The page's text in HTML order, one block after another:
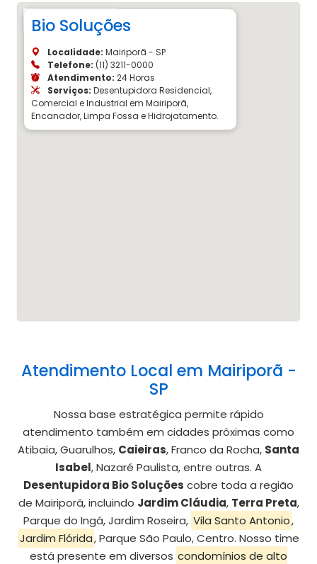
Bio Soluções
Localidade: Mairiporã - SP
Telefone: (11) 3211-0000
Atendimento: 24 Horas
Serviços: Desentupidora Residencial,
Comercial e Industrial em Mairiporã,
Encanador, Limpa Fossa e Hidrojatamento.
Atendimento Local em Mairiporã -
SP
Nossa base estratégica permite rápido
atendimento também em cidades próximas como
Atibaia, Guarulhos, Caieiras, Franco da Rocha, Santa
Isabel, Nazaré Paulista, entre outras. A
Desentupidora Bio Soluções cobre toda a região
de Mairiporã, incluindo Jardim Cláudia, Terra Preta,
Parque do Ingá, Jardim Roseira, Vila Santo Antonio,
Jardim Flórida, Parque São Paulo, Centro. Nosso time
está presente em diversos condomínios de alto